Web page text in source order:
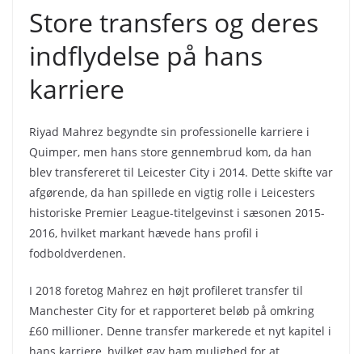
Store transfers og deres
indflydelse på hans
karriere
Riyad Mahrez begyndte sin professionelle karriere i
Quimper, men hans store gennembrud kom, da han
blev transfereret til Leicester City i 2014. Dette skifte var
afgørende, da han spillede en vigtig rolle i Leicesters
historiske Premier League-titelgevinst i sæsonen 2015-
2016, hvilket markant hævede hans profil i
fodboldverdenen.
I 2018 foretog Mahrez en højt profileret transfer til
Manchester City for et rapporteret beløb på omkring
£60 millioner. Denne transfer markerede et nyt kapitel i